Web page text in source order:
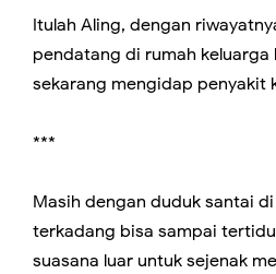
Itulah Aling, dengan
pendatang di rumah keluarga
sekarang mengidap penyakit
***
Masih dengan duduk santai
terkadang bisa sampai
suasana luar untuk sejenak